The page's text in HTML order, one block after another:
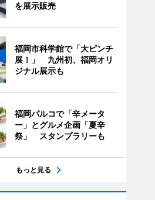
を展示販売
福岡市科学館で「大ピンチ
展！」 九州初、福岡オリ
ジナル展示も
福岡パルコで「辛メータ
ー」とグルメ企画「夏辛
祭」 スタンプラリーも
もっと見る